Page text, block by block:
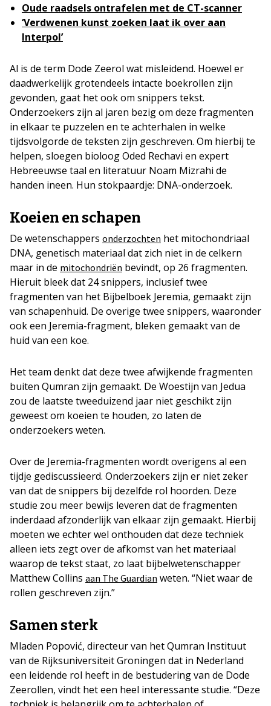
Oude raadsels ontrafelen met de CT-scanner
‘Verdwenen kunst zoeken laat ik over aan
Interpol’
Al is de term Dode Zeerol wat misleidend. Hoewel er
daadwerkelijk grotendeels intacte boekrollen zijn
gevonden, gaat het ook om snippers tekst.
Onderzoekers zijn al jaren bezig om deze fragmenten
in elkaar te puzzelen en te achterhalen in welke
tijdsvolgorde de teksten zijn geschreven. Om hierbij te
helpen, sloegen bioloog Oded Rechavi en expert
Hebreeuwse taal en literatuur Noam Mizrahi de
handen ineen. Hun stokpaardje: DNA-onderzoek.
Koeien en schapen
De wetenschappers onderzochten het mitochondriaal
DNA, genetisch materiaal dat zich niet in de celkern
maar in de mitochondriën bevindt, op 26 fragmenten.
Hieruit bleek dat 24 snippers, inclusief twee
fragmenten van het Bijbelboek Jeremia, gemaakt zijn
van schapenhuid. De overige twee snippers, waaronder
ook een Jeremia-fragment, bleken gemaakt van de
huid van een koe.
Het team denkt dat deze twee afwijkende fragmenten
buiten Qumran zijn gemaakt. De Woestijn van Jedua
zou de laatste tweeduizend jaar niet geschikt zijn
geweest om koeien te houden, zo laten de
onderzoekers weten.
Over de Jeremia-fragmenten wordt overigens al een
tijdje gediscussieerd. Onderzoekers zijn er niet zeker
van dat de snippers bij dezelfde rol hoorden. Deze
studie zou meer bewijs leveren dat de fragmenten
inderdaad afzonderlijk van elkaar zijn gemaakt. Hierbij
moeten we echter wel onthouden dat deze techniek
alleen iets zegt over de afkomst van het materiaal
waarop de tekst staat, zo laat bijbelwetenschapper
Matthew Collins aan The Guardian weten. “Niet waar de
rollen geschreven zijn.”
Samen sterk
Mladen Popović, directeur van het Qumran Instituut
van de Rijksuniversiteit Groningen dat in Nederland
een leidende rol heeft in de bestudering van de Dode
Zeerollen, vindt het een heel interessante studie. “Deze